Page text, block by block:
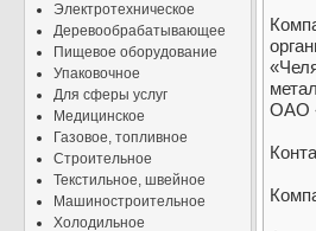
Электротехническое
Деревообрабатывающее
Пищевое оборудование
Упаковочное
Для сферы услуг
Медицинское
Газовое, топливное
Строительное
Текстильное, швейное
Машиностроительное
Холодильное
ОАО